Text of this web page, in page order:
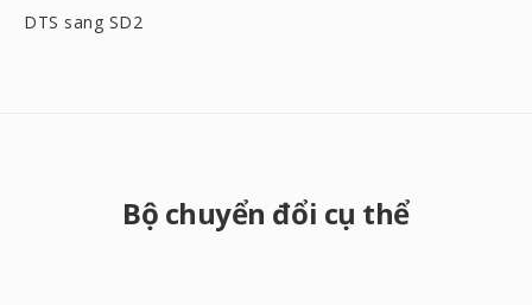
DTS sang SD2
Bộ chuyển đổi cụ thể